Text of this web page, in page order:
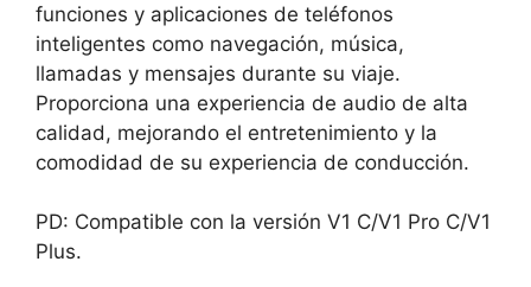
funciones y aplicaciones de teléfonos
inteligentes como navegación, música,
llamadas y mensajes durante su viaje.
Proporciona una experiencia de audio de alta
calidad, mejorando el entretenimiento y la
comodidad de su experiencia de conducción.
PD: Compatible con la versión V1 C/V1 Pro C/V1
Plus.